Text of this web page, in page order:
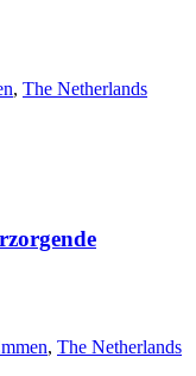
, The Netherlands
, The Netherlands